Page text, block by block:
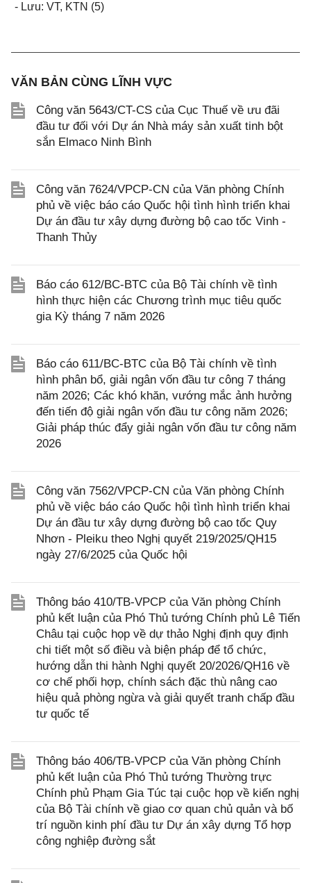
- Lưu: VT, KTN (5)
VĂN BẢN CÙNG LĨNH VỰC
Công văn 5643/CT-CS của Cục Thuế về ưu đãi
đầu tư đối với Dự án Nhà máy sản xuất tinh bột
sắn Elmaco Ninh Bình
Công văn 7624/VPCP-CN của Văn phòng Chính
phủ về việc báo cáo Quốc hội tình hình triển khai
Dự án đầu tư xây dựng đường bộ cao tốc Vinh -
Thanh Thủy
Báo cáo 612/BC-BTC của Bộ Tài chính về tình
hình thực hiện các Chương trình mục tiêu quốc
gia Kỳ tháng 7 năm 2026
Báo cáo 611/BC-BTC của Bộ Tài chính về tình
hình phân bổ, giải ngân vốn đầu tư công 7 tháng
năm 2026; Các khó khăn, vướng mắc ảnh hưởng
đến tiến độ giải ngân vốn đầu tư công năm 2026;
Giải pháp thúc đẩy giải ngân vốn đầu tư công năm
2026
Công văn 7562/VPCP-CN của Văn phòng Chính
phủ về việc báo cáo Quốc hội tình hình triển khai
Dự án đầu tư xây dựng đường bộ cao tốc Quy
Nhơn - Pleiku theo Nghị quyết 219/2025/QH15
ngày 27/6/2025 của Quốc hội
Thông báo 410/TB-VPCP của Văn phòng Chính
phủ kết luận của Phó Thủ tướng Chính phủ Lê Tiến
Châu tại cuộc họp về dự thảo Nghị định quy định
chi tiết một số điều và biện pháp để tổ chức,
hướng dẫn thi hành Nghị quyết 20/2026/QH16 về
cơ chế phối hợp, chính sách đặc thù nâng cao
hiệu quả phòng ngừa và giải quyết tranh chấp đầu
tư quốc tế
Thông báo 406/TB-VPCP của Văn phòng Chính
phủ kết luận của Phó Thủ tướng Thường trực
Chính phủ Phạm Gia Túc tại cuộc họp về kiến nghị
của Bộ Tài chính về giao cơ quan chủ quản và bố
trí nguồn kinh phí đầu tư Dự án xây dựng Tổ hợp
công nghiệp đường sắt